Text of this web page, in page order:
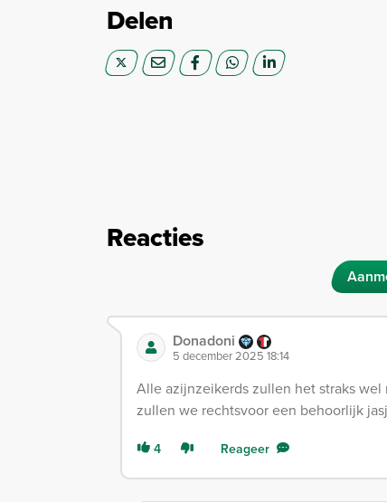
Delen
Reacties
Donadoni
5 december 2025 18:14
Alle azijnzeikerds zullen het straks
zullen we rechtsvoor een behoorlijk
4 Reageer